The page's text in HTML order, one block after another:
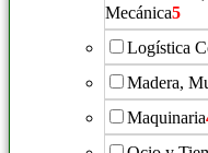
Mecánica5
Logística
Madera,
Maquinaria